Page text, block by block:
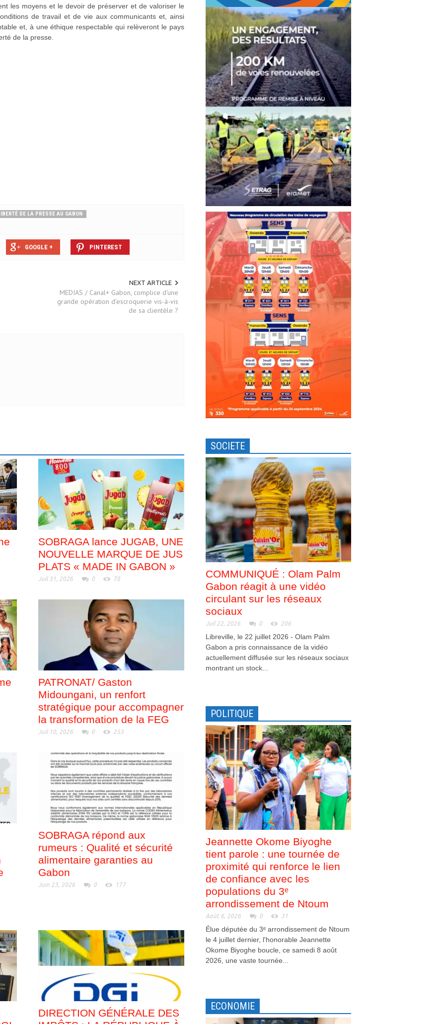
les moyens et le devoir de préserver et de valoriser le
de travail et de vie aux communicants et, ainsi
et, à une éthique respectable qui relèveront le pays
de la presse.
DE LA PRESSE AU GABON
GOOGLE + PINTEREST
NEXT ARTICLE
MEDIAS / Canal+ Gabon, complice d'une
grande opération d'escroquerie vis-à-vis
de sa clientèle ?
SOBRAGA lance JUGAB, UNE
NOUVELLE MARQUE DE JUS
PLATS « MADE IN GABON »
Juil 31, 2026 0 78
PATRONAT/ Gaston
Midoungani, un renfort
stratégique pour accompagner
la transformation de la FEG
Juil 10, 2026 0 253
SOBRAGA répond aux
rumeurs : Qualité et sécurité
alimentaire garanties au
Gabon
Juin 23, 2026 0 177
DIRECTION GÉNÉRALE DES
SOCIETE
COMMUNIQUÉ : Olam Palm
Gabon réagit à une vidéo
circulant sur les réseaux
sociaux
Juil 22, 2026 0 206
Libreville, le 22 juillet 2026 - Olam Palm
Gabon a pris connaissance de la vidéo
actuellement diffusée sur les réseaux sociaux
montrant un stock...
POLITIQUE
Jeannette Okome Biyoghe
tient parole : une tournée de
proximité qui renforce le lien
de confiance avec les
populations du 3ᵉ
arrondissement de Ntoum
Août 6, 2026 0 31
Élue députée du 3ᵉ arrondissement de Ntoum
le 4 juillet dernier, l'honorable Jeannette
Okome Biyoghe boucle, ce samedi 8 août
2026, une vaste tournée...
ECONOMIE